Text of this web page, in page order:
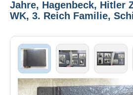
Jahre, Hagenbeck, Hitler
WK, 3. Reich Familie,